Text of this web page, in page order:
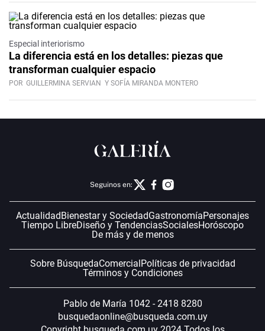
Especial interiorismo
La diferencia está en los detalles: piezas que
transforman cualquier espacio
POR GUILLERMINA SERVIAN Y SOFÍA MIRANDA MONTERO
Seguinos en:
Actualidad Bienestar y SociedadGastronomíaPersonajes
Tiempo LibreDiseño y TendenciasSocialesHoróscopo
De más y de menos
Sobre BúsquedaComercial Políticas de privacidad
Términos y Condiciones
Pablo de María 1042 - 2418 8280
busquedaonline@busqueda.com.uy